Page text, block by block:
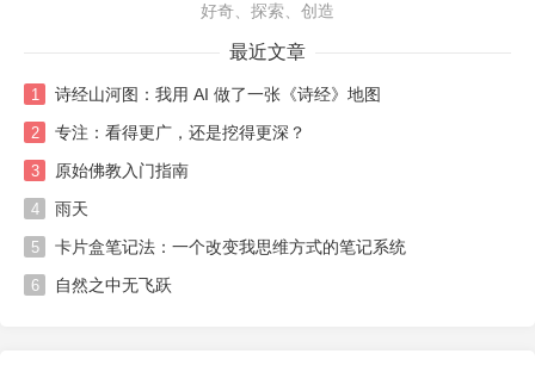
好奇、探索、创造
最近文章
1 诗经山河图：我用 AI 做了一张《诗经》地图
2 专注：看得更广，还是挖得更深？
3 原始佛教入门指南
4 雨天
5 卡片盒笔记法：一个改变我思维方式的笔记系统
6 自然之中无飞跃